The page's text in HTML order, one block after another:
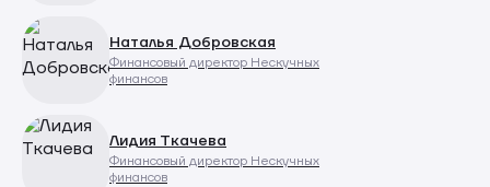
Наталья Добровская
Финансовый директор Нескучных
финансов
Лидия Ткачева
Финансовый директор Нескучных
финансов